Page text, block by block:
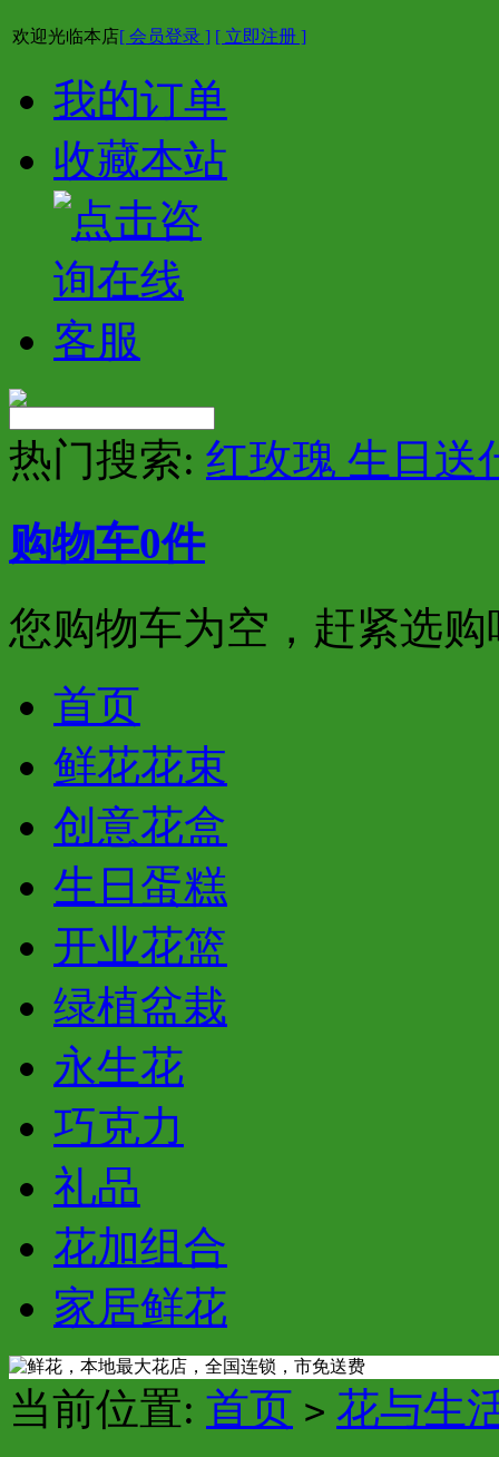
欢迎光临本店[ 会员登录 ] [ 立即注册 ]
我的订单
收藏本站
热门搜索: 红玫瑰 生日送
购物车0件
您购物车为空，赶紧选购
首页
鲜花花束
创意花盒
生日蛋糕
开业花篮
绿植盆栽
永生花
巧克力
礼品
花加组合
家居鲜花
当前位置: 首页 > 花与生